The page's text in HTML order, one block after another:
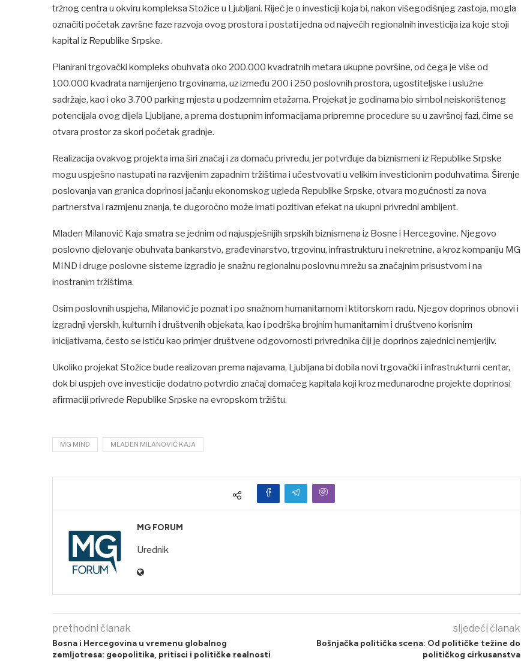
tržnog centra u okviru kompleksa Stožice u Ljubljani. Riječ je o investiciji koja bi, nakon višegodišnjeg zastoja, mogla
označiti početak završne faze razvoja ovog prostora i postati jedna od najvećih regionalnih investicija iza koje stoji
kapital iz Republike Srpske.
Planirani trgovački kompleks obuhvata oko 200.000 kvadratnih metara ukupne površine, od čega je više od
100.000 kvadrata namijenjeno trgovinama, uz između 200 i 250 poslovnih prostora, ugostiteljske i uslužne
sadržaje, kao i oko 3.700 parking mjesta u podzemnim etažama. Projekat je godinama bio simbol neiskorištenog
potencijala ovog dijela Ljubljane, a prema dostupnim informacijama pripremne procedure su u završnoj fazi, čime se
otvara prostor za skori početak gradnje.
Realizacija ovakvog projekta ima širi značaj i za domaću privredu, jer potvrđuje da biznismeni iz Republike Srpske
mogu uspješno nastupati na razvijenim zapadnim tržištima i učestvovati u velikim investicionim poduhvatima. Širenje
poslovanja van granica doprinosi jačanju ekonomskog ugleda Republike Srpske, otvara mogućnosti za nova
partnerstva i razmjenu znanja, te dugoročno može imati pozitivan efekat na ukupni privredni ambijent.
Mladen Milanović Kaja smatra se jednim od najuspješnijih srpskih biznismena iz Bosne i Hercegovine. Njegovo
poslovno djelovanje obuhvata bankarstvo, građevinarstvo, trgovinu, infrastrukturu i nekretnine, a kroz kompaniju MG
MIND i druge poslovne sisteme izgradio je snažnu regionalnu poslovnu mrežu sa značajnim prisustvom i na
inostranim tržištima.
Osim poslovnih uspjeha, Milanović je poznat i po snažnom humanitarnom i ktitorskom radu. Njegov doprinos obnovi i
izgradnji vjerskih, kulturnih i društvenih objekata, kao i podrška brojnim humanitarnim i društveno korisnim
inicijativama, često se ističu kao primjer društvene odgovornosti privrednika čiji je doprinos zajednici nemjerljiv.
Ukoliko projekat Stožice bude realizovan prema najavama, Ljubljana bi dobila novi trgovački i infrastrukturni centar,
dok bi uspjeh ove investicije dodatno potvrdio značaj domaćeg kapitala koji kroz međunarodne projekte doprinosi
afirmaciji privrede Republike Srpske na evropskom tržištu.
MG MIND MLADEN MILANOVIĆ KAJA
MG FORUM
Urednik
prethodni članak
Bosna i Hercegovina u vremenu globalnog
zemljotresa: geopolitika, pritisci i političke realnosti
sljedeći članak
Bošnjačka politička scena: Od političke težine do
političkog cirkusanstva